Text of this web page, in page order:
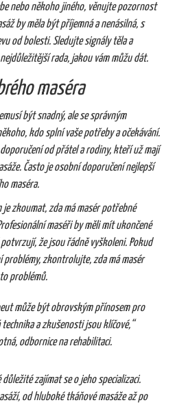
nebo někoho jiného, věnujte pozornost
by měla být příjemná a nenásilná, s
od bolesti. Sledujte signály těla a
rada, jakou vám můžu dát.
maséra
být snadný, ale se správným
kdo splní vaše potřeby a očekávání.
od přátel a rodiny, kteří už mají
Často je osobní doporučení nejlepší
maséra.
zkoumat, zda má masér potřebné
maséři by měli mít ukončené
že jsou řádně vyškoleni. Pokud
problémy, zkontrolujte, zda má masér
problémů.
může být obrovským přínosem pro
technika a zkušenosti jsou klíčové,“
odbornice na rehabilitaci.
zajímat se o jeho specializaci.
od hluboké tkáňové masáže až po